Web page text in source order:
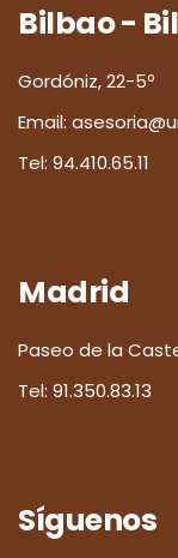
Bilbao -
Gordóniz, 22-5º
Email:
Tel: 94.410.65.11
Madrid
Paseo de la
Tel: 91.350.83.13
Síguenos